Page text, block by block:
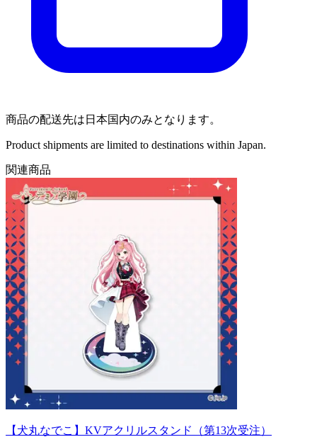
商品の配送先は日本国内のみとなります。
Product shipments are limited to destinations within Japan.
関連商品
【犬丸なでこ】KVアクリルスタンド（第13次受注）